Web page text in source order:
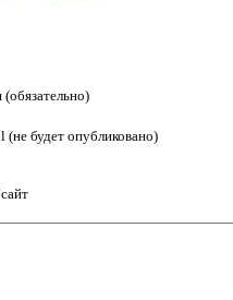
(не будет опубликовано)